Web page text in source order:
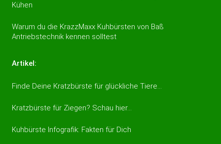
Kühen
Warum du die KrazzMaxx Kuhbürsten von Baß
Antriebstechnik kennen solltest
Artikel:
Finde Deine Kratzbürste für glückliche Tiere…
Kratzbürste für Ziegen? Schau hier…
Kuhbürste Infografik: Fakten für Dich